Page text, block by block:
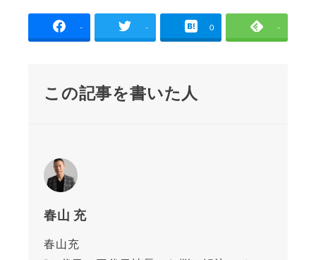
- - 0 -
この記事を書いた人
春山 充
春山充